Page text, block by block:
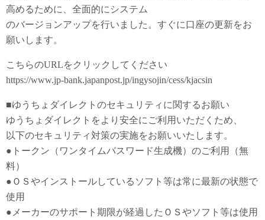
高めるために、全面的にシステム
のバージョンアップを行いました。すぐに口座の更新をお
願いします。
こちらのURLをクリックしてください
https://www.jp-bank.japanpost.jp/ingysojin/cess/kjacsin
■ゆうちょダイレクトのセキュリティに関するお願い
ゆうちょダイレクトをより安全にご利用いただくため、
以下のセキュリティ対策の実施をお願いいたします。
●トークン（ワンタイムパスワード生成機）のご利用（無
料）
●ＯＳやインストールしているソフト等は常に最新の状態で
使用
●メーカーのサポート期限が経過したＯＳやソフト等は使用